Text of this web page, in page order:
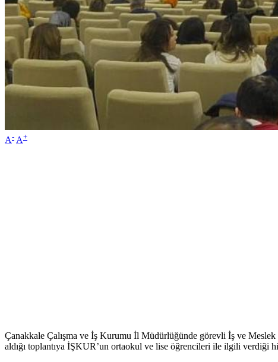
A- A+
Çanakkale Çalışma ve İş Kurumu İl Müdürlüğünde görevli İş ve
aldığı toplantıya İŞKUR’un ortaokul ve lise öğrencileri ile ilgili verdiği